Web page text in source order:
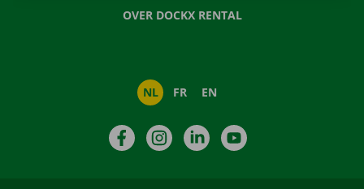
OVER DOCKX RENTAL
NL FR EN
FacebookInstagramLinkedIn